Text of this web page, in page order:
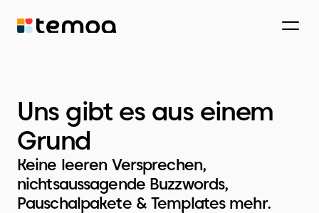
Uns gibt es aus einem
Grund
Keine leeren Versprechen,
nichtsaussagende Buzzwords,
Pauschalpakete & Templates mehr.